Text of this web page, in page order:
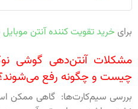
برای خرید تقویت کننده آنتن موبایل
چیست و چگونه رفع
بررسی سیم‌کارت‌ها: گاهی ممکن